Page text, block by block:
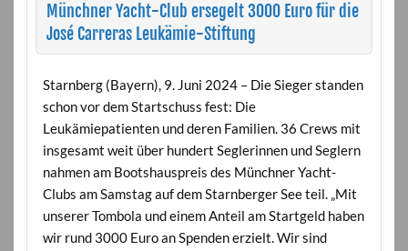
Münchner Yacht-Club ersegelt 3000 Euro für die
José Carreras Leukämie-Stiftung
Starnberg (Bayern), 9. Juni 2024 – Die Sieger standen
schon vor dem Startschuss fest: Die
Leukämiepatienten und deren Familien. 36 Crews mit
insgesamt weit über hundert Seglerinnen und Seglern
nahmen am Bootshauspreis des Münchner Yacht-
Clubs am Samstag auf dem Starnberger See teil. „Mit
unserer Tombola und einem Anteil am Startgeld haben
wir rund 3000 Euro an Spenden erzielt. Wir sind